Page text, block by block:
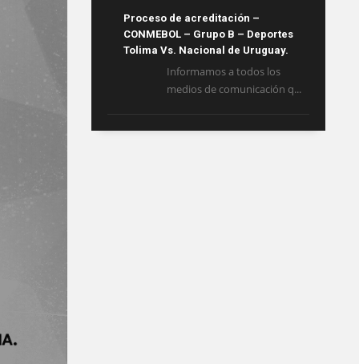
Proceso de acreditación –
CONMEBOL – Grupo B – Deportes
Tolima Vs. Nacional de Uruguay.
Informamos a todos los
medios de comunicación q...